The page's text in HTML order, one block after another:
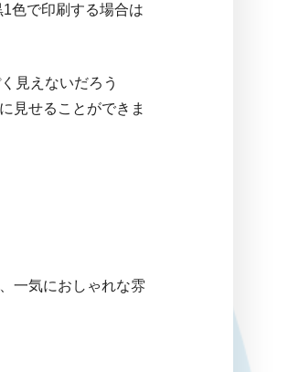
色で印刷する場合は
見えないだろう
見せることができま
一気におしゃれな雰